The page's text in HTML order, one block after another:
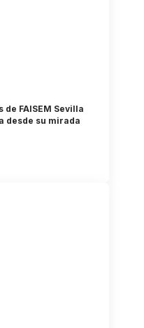
FAISEM Sevilla
desde su mirada